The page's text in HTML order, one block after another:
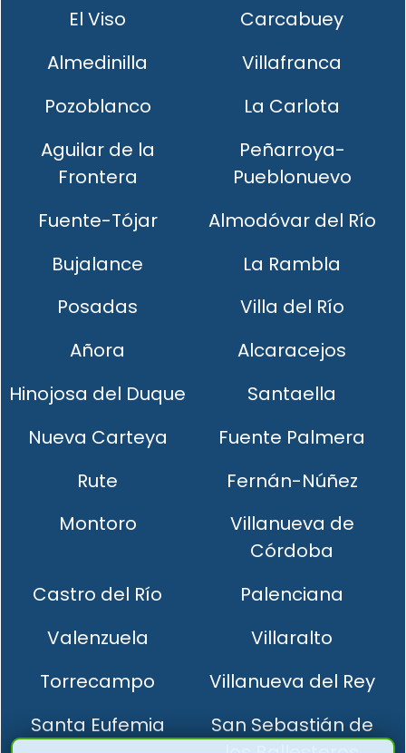
El Viso
Carcabuey
Almedinilla
Villafranca
Pozoblanco
La Carlota
Aguilar de la
Frontera
Peñarroya-
Pueblonuevo
Fuente-Tójar
Almodóvar del Río
Bujalance
La Rambla
Posadas
Villa del Río
Añora
Alcaracejos
Hinojosa del Duque
Santaella
Nueva Carteya
Fuente Palmera
Rute
Fernán-Núñez
Montoro
Villanueva de
Córdoba
Castro del Río
Palenciana
Valenzuela
Villaralto
Torrecampo
Villanueva del Rey
Santa Eufemia
San Sebastián de